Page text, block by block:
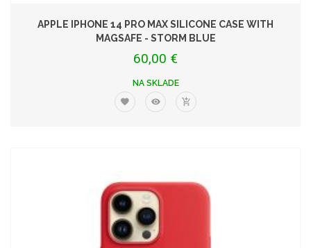
APPLE IPHONE 14 PRO MAX SILICONE CASE WITH
MAGSAFE - STORM BLUE
60,00 €
NA SKLADE